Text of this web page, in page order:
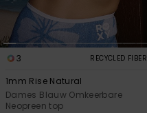
3 RECYCLED FIBER
1mm Rise Natural
Dames Blauw Omkeerbare
Neopreen top